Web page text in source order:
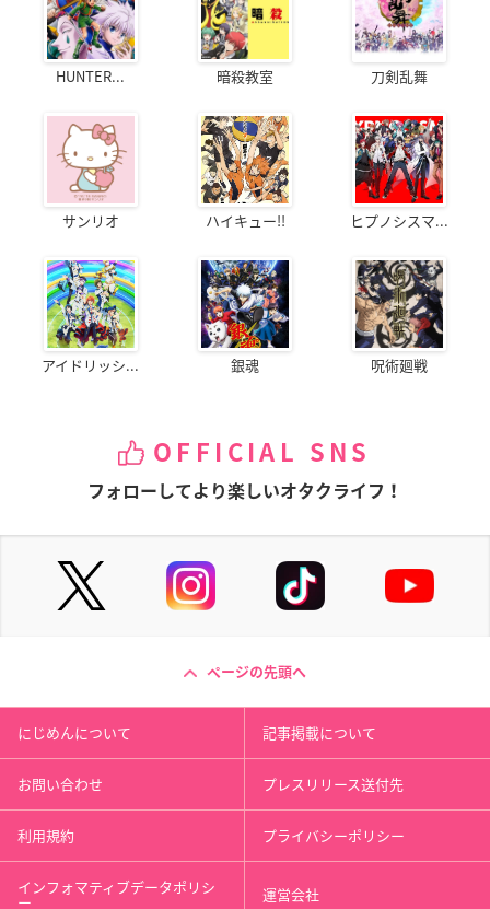
HUNTER... 暗殺教室 刀剣乱舞
サンリオ ハイキュー!! ヒプノシスマ...
アイドリッシ... 銀魂 呪術廻戦
OFFICIAL SNS
フォローしてより楽しいオタクライフ！
ページの先頭へ
にじめんについて 記事掲載について
お問い合わせ プレスリリース送付先
利用規約 プライバシーポリシー
インフォマティブデータポリシ
ー 運営会社